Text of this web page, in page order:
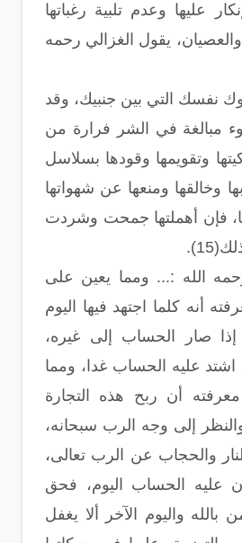
عليها وعدم تلبية رغباتها
والعصيان، يقول الغزالي رحمه
نفسك التي بين جنبيك، وقد
مبالغة في الشر فرارة من
وتقويمها وقودها بسلاسل
وخالقها ومنعها عن شهواتها
فإن أهملتها جمحت وشردت
الله :... ومما يعين على
أنه كلما اجتهد فيها اليوم
إذا صار الحساب إلى غيره،
اشتد عليه الحساب غدا، ومما
معرفته أن ربح هذه التجارة
إلى وجه الرب سبحانه،
والحجاب عن الرب تعالى،
عليه الحساب اليوم، فحق
بالله واليوم الآخر ألا يغفل